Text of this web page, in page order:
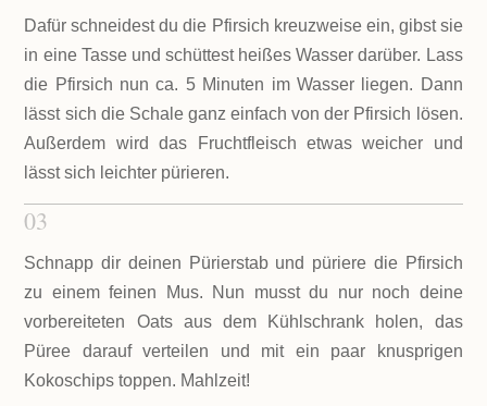
Dafür schneidest du die Pfirsich kreuzweise ein, gibst sie
in eine Tasse und schüttest heißes Wasser darüber. Lass
die Pfirsich nun ca. 5 Minuten im Wasser liegen. Dann
lässt sich die Schale ganz einfach von der Pfirsich lösen.
Außerdem wird das Fruchtfleisch etwas weicher und
lässt sich leichter pürieren.
03
Schnapp dir deinen Pürierstab und püriere die Pfirsich
zu einem feinen Mus. Nun musst du nur noch deine
vorbereiteten Oats aus dem Kühlschrank holen, das
Püree darauf verteilen und mit ein paar knusprigen
Kokoschips toppen. Mahlzeit!